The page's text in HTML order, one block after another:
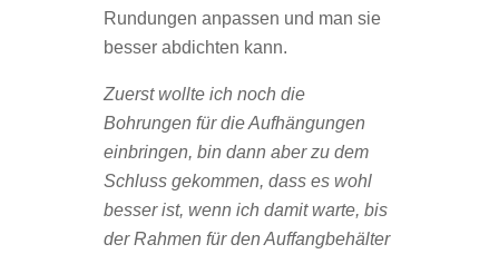
Rundungen anpassen und man sie
besser abdichten kann.
Zuerst wollte ich noch die
Bohrungen für die Aufhängungen
einbringen, bin dann aber zu dem
Schluss gekommen, dass es wohl
besser ist, wenn ich damit warte, bis
der Rahmen für den Auffangbehälter